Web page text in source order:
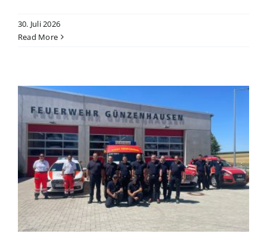
30. Juli 2026
Read More